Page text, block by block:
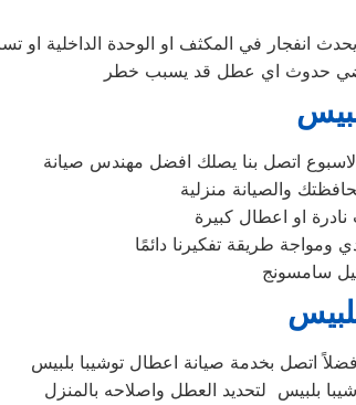
انفجار في المكثف او الوحدة الداخلية
حدوث اي عطل قد يسبب خطر
اتصل بنا يصلك افضل مهندس صيانة
والصيانة منزلية
سامسونج
اتصل بخدمة صيانة اعطال توشيبا بلبيس